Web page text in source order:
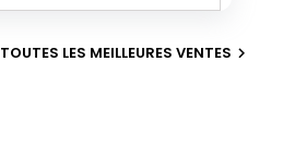
TOUTES LES MEILLEURES VENTES 